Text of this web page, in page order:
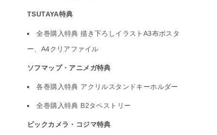
TSUTAYA特典
全巻購入特典 描き下ろしイラストA3布ポスタ
ー、A4クリアファイル
ソフマップ・アニメガ特典
各巻購入特典 アクリルスタンドキーホルダー
全巻購入特典 B2タペストリー
ビックカメラ・コジマ特典